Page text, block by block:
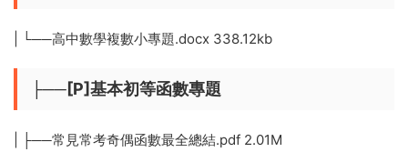
| └──高中數學複數小專題.docx 338.12kb
├──[P]基本初等函數專題
| ├──常見常考奇偶函數最全總結.pdf 2.01M